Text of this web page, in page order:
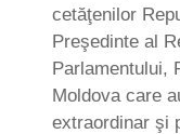
cetăţenilor
Preşedinte al
Parlamentului,
Moldova care
extraordinar şi